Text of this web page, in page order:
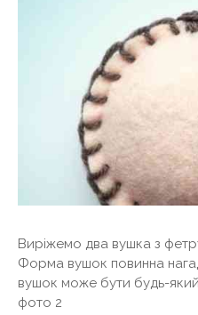
Виріжемо два вушка з
Форма вушок повинна
вушок може бути будь-
фото 2